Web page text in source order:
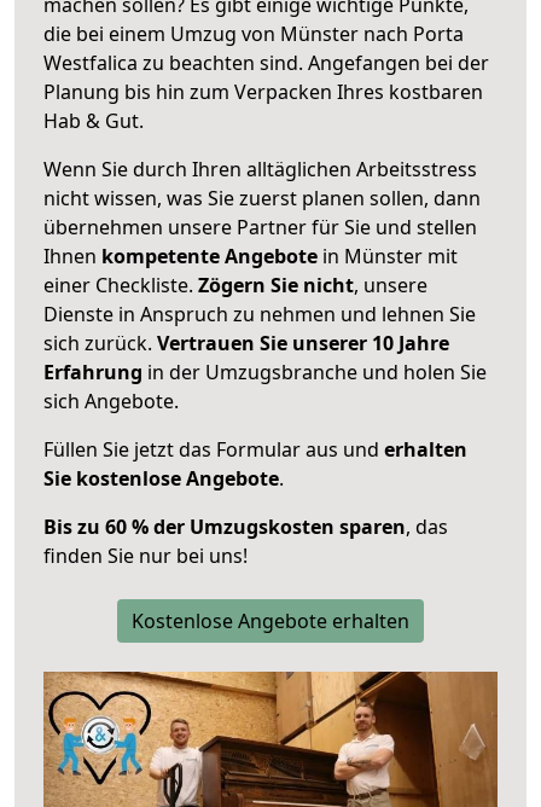
die bei einem Umzug von Münster nach Porta
Westfalica zu beachten sind. Angefangen bei der
Planung bis hin zum Verpacken Ihres kostbaren
Hab & Gut.
Wenn Sie durch Ihren alltäglichen Arbeitsstress
nicht wissen, was Sie zuerst planen sollen, dann
übernehmen unsere Partner für Sie und stellen
Ihnen kompetente Angebote in Münster mit
einer Checkliste. Zögern Sie nicht, unsere
Dienste in Anspruch zu nehmen und lehnen Sie
sich zurück. Vertrauen Sie unserer 10 Jahre
Erfahrung in der Umzugsbranche und holen Sie
sich Angebote.
Füllen Sie jetzt das Formular aus und erhalten
Sie kostenlose Angebote.
Bis zu 60 % der Umzugskosten sparen, das
finden Sie nur bei uns!
Kostenlose Angebote erhalten